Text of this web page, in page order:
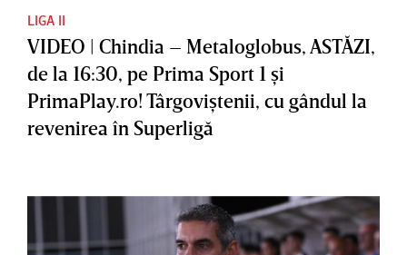
LIGA II
VIDEO | Chindia – Metaloglobus, ASTĂZI,
de la 16:30, pe Prima Sport 1 şi
PrimaPlay.ro! Târgoviştenii, cu gândul la
revenirea în Superligă